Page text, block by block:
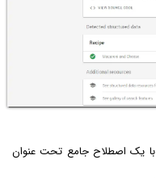
با یک اصطلاح جامع تحت عنوان